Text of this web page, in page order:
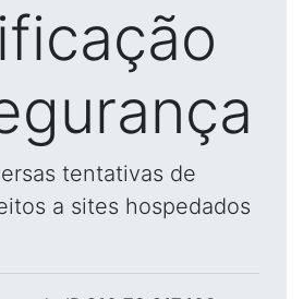
tentativas de
a sites hospedados